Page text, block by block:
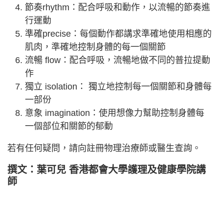
節奏rhythm：配合呼吸和動作，以流暢的節奏進
行運動
準確precise：每個動作都講求準確地使用相應的
肌肉，準確地控制身體的每一個關節
流暢 flow：配合呼吸，流暢地做不同的普拉提動
作
獨立 isolation： 獨立地控制每一個關節和身體每
一部份
意象 imagination：使用想像力幫助控制身體每
一個部位和關節的郁動
若有任何疑問，請向註冊物理治療師或醫生查詢。
撰文：葉可兒 香港都會大學護理及健康學院講
師